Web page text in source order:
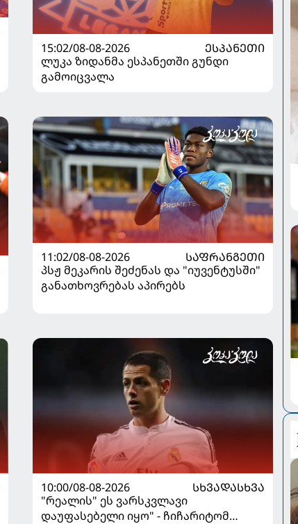
15:02/08-08-2026
ᲔᲡᲞᲐᲜᲔᲗᲘ
ლუკა ზიდანმა ესპანეთში გუნდი
გამოიცვალა
11:02/08-08-2026
ᲡᲐᲤᲠᲐᲜᲒᲔᲗᲘ
პსჟ მეკარის შეძენას და "იუვენტუსში"
განათხოვრებას აპირებს
10:00/08-08-2026
ᲡᲮᲕᲐᲓᲐᲡᲮᲕᲐ
"რეალის" ეს ვარსკვლავი
დაუფასებელი იყო" - ჩიჩარიტომ